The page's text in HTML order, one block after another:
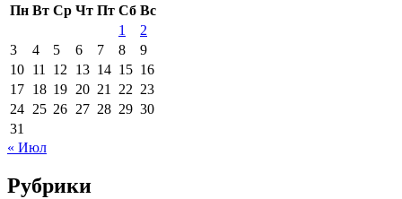
Пн Вт Ср Чт Пт Сб Вс
1
2
3
4 5 6 7 8
9
10 11 12 13 14 15 16
17 18 19 20 21 22 23
24 25 26 27 28 29 30
31
« Июл
Рубрики